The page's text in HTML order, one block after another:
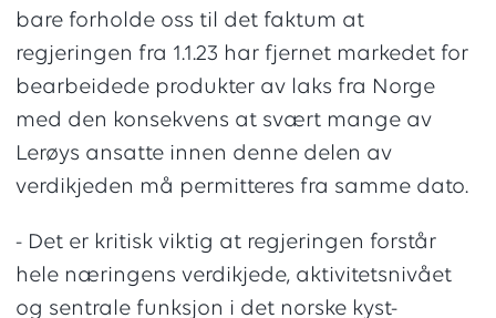
bare forholde oss til det faktum at
regjeringen fra 1.1.23 har fjernet markedet for
bearbeidede produkter av laks fra Norge
med den konsekvens at svært mange av
Lerøys ansatte innen denne delen av
verdikjeden må permitteres fra samme dato.
- Det er kritisk viktig at regjeringen forstår
hele næringens verdikjede, aktivitetsnivået
og sentrale funksjon i det norske kyst-